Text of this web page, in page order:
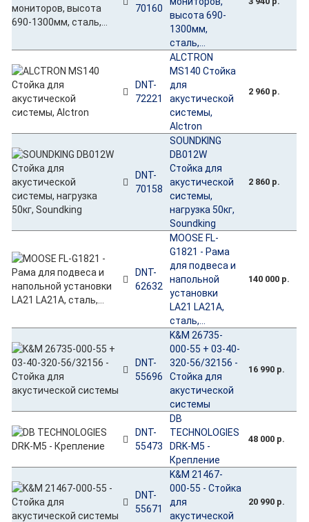
70160
высота 690-
1300мм,
сталь,...
DNT-
72221
ALCTRON
MS140 Стойка
для
акустической
системы,
Alctron
2 960 р.
DNT-
70158
SOUNDKING
DB012W
Стойка для
акустической
системы,
нагрузка 50кг,
Soundking
2 860 р.
DNT-
62632
MOOSE FL-
G1821 - Рама
для подвеса и
напольной
установки
LA21 LA21A,
сталь,...
140 000 р.
DNT-
55696
K&M 26735-
000-55 + 03-40-
320-56/32156 -
Стойка для
акустической
системы
16 990 р.
DNT-
55473
DB
TECHNOLOGIES
DRK-M5 -
Крепление
48 000 р.
DNT-
55671
K&M 21467-
000-55 - Стойка
для
акустической
20 990 р.